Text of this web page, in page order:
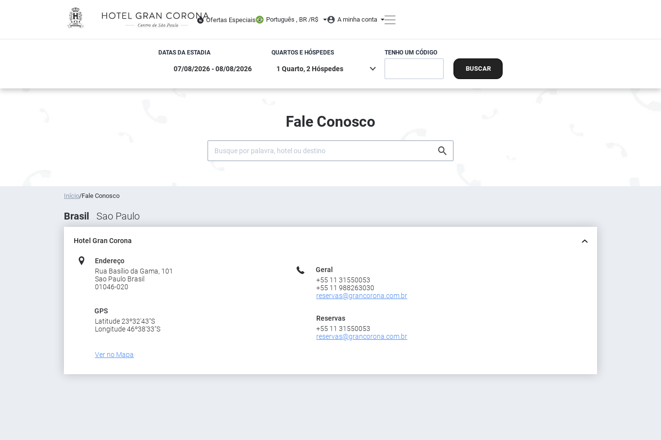
Ofertas Especiais Português , BR /R$ A minha conta
DATAS DA ESTADIA QUARTOS E HÓSPEDES TENHO UM CÓDIGO
BUSCAR
Fale Conosco
Início/Fale Conosco
Brasil Sao Paulo
Hotel Gran Corona
Endereço
Rua Basílio da Gama, 101
Sao Paulo Brasil
01046-020
GPS
Latitude 23º32'43"S
Longitude 46º38'33"S
Ver no Mapa
Geral
+55 11 31550053
+55 11 988263030
reservas@grancorona.com.br
Reservas
+55 11 31550053
reservas@grancorona.com.br